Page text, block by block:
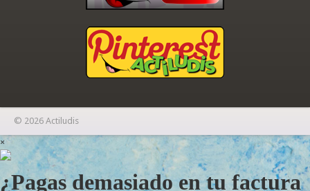
© 2026 Actiludis
×
¿Pagas demasiado en tu factura